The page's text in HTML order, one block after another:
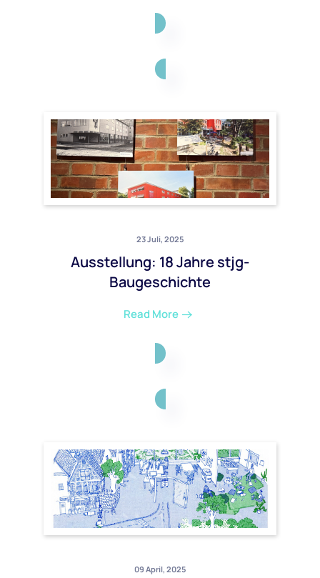
23 Juli, 2025
Ausstellung: 18 Jahre stjg-
Baugeschichte
Read More
09 April, 2025